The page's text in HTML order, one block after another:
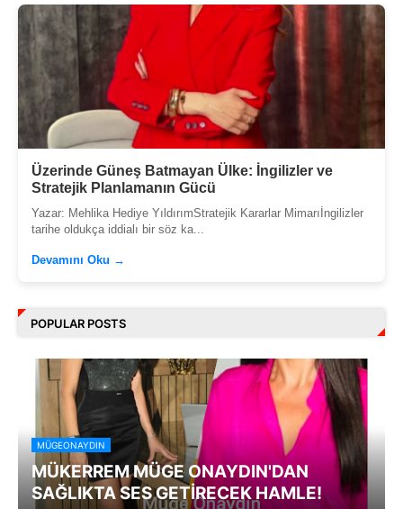
Üzerinde Güneş Batmayan Ülke: İngilizler ve
Stratejik Planlamanın Gücü
Yazar: Mehlika Hediye YıldırımStratejik Kararlar Mimarıİngilizler
tarihe oldukça iddialı bir söz ka...
Devamını Oku →
POPULAR POSTS
MÜGEONAYDIN
MÜKERREM MÜGE ONAYDIN'DAN
SAĞLIKTA SES GETİRECEK HAMLE!